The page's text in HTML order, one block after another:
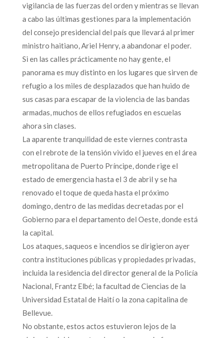
vigilancia de las fuerzas del orden y mientras se llevan
a cabo las últimas gestiones para la implementación
del consejo presidencial del país que llevará al primer
ministro haitiano, Ariel Henry, a abandonar el poder.
Si en las calles prácticamente no hay gente, el
panorama es muy distinto en los lugares que sirven de
refugio a los miles de desplazados que han huido de
sus casas para escapar de la violencia de las bandas
armadas, muchos de ellos refugiados en escuelas
ahora sin clases.
La aparente tranquilidad de este viernes contrasta
con el rebrote de la tensión vivido el jueves en el área
metropolitana de Puerto Príncipe, donde rige el
estado de emergencia hasta el 3 de abril y se ha
renovado el toque de queda hasta el próximo
domingo, dentro de las medidas decretadas por el
Gobierno para el departamento del Oeste, donde está
la capital.
Los ataques, saqueos e incendios se dirigieron ayer
contra instituciones públicas y propiedades privadas,
incluida la residencia del director general de la Policía
Nacional, Frantz Elbé; la facultad de Ciencias de la
Universidad Estatal de Haití o la zona capitalina de
Bellevue.
No obstante, estos actos estuvieron lejos de la